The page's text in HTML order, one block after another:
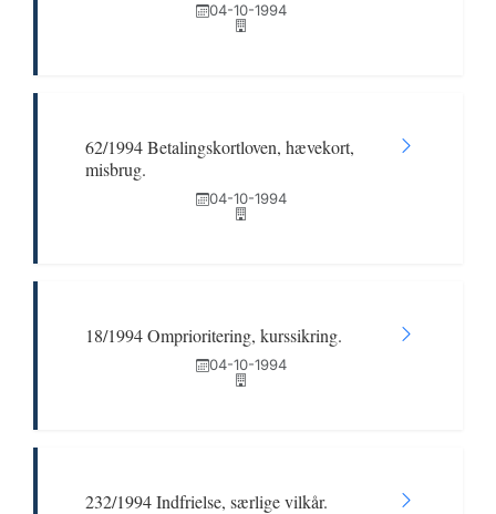
04-10-1994
62/1994 Betalingskortloven, hævekort,
misbrug.
04-10-1994
18/1994 Omprioritering, kurssikring.
04-10-1994
232/1994 Indfrielse, særlige vilkår.